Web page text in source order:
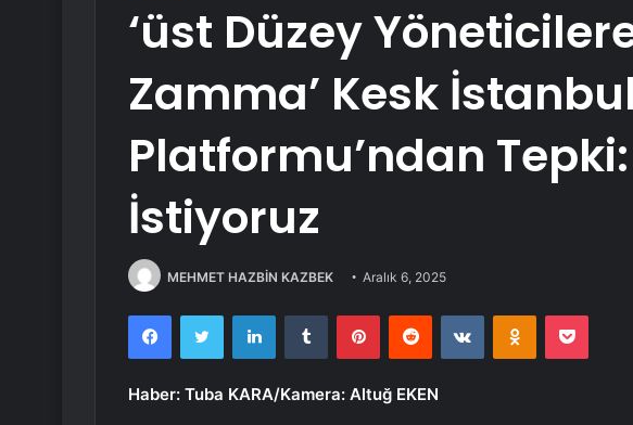
‘üst Düzey
Zamma’ Kesk
Platformu’ndan
İstiyoruz
MEHMET HAZBİN KAZBEK Aralık 6, 2025
FacebookTwitter LinkedInTumblr PinterestReddit VKontakteOdnoklassniki
Pocket
Haber: Tuba KARA/Kamera: Altuğ EKEN